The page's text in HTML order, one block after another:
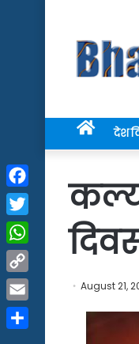
Home
देश
August 21,
Facebook
Twitter
WhatsApp
Copy
Link
Email